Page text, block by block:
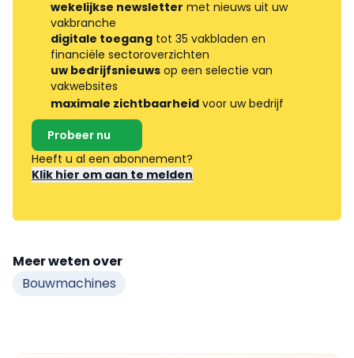
wekelijkse newsletter met nieuws uit uw
vakbranche
digitale toegang tot 35 vakbladen en
financiële sectoroverzichten
uw bedrijfsnieuws op een selectie van
vakwebsites
maximale zichtbaarheid voor uw bedrijf
Probeer nu
Heeft u al een abonnement?
Klik hier om aan te melden
Meer weten over
Bouwmachines